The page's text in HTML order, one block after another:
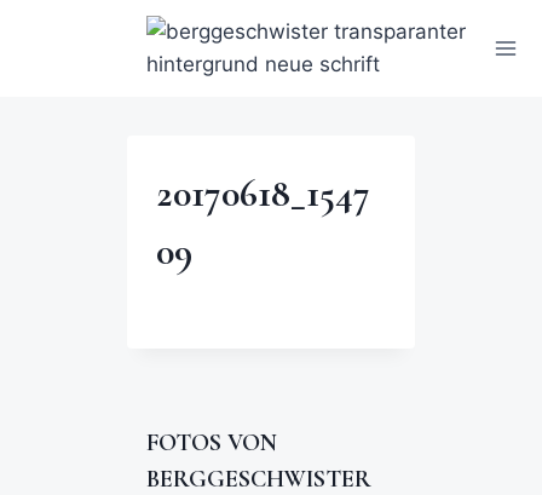
20170618_1547
09
FOTOS VON
BERGGESCHWISTER